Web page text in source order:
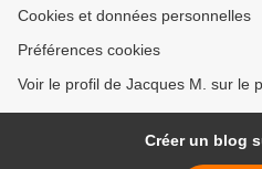
Cookies et données personnelles
Préférences cookies
Voir le profil de Jacques M. sur le
Créer un blog